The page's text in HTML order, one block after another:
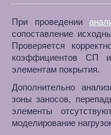
При проведении
сопоставление
Проверяется
коэффициентов СП и
элементам покрытия.
Дополнительно
зоны заносов,
элементы
моделирование